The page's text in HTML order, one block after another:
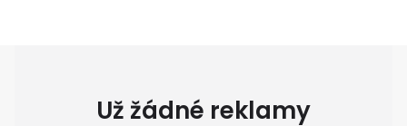
Už žádné reklamy